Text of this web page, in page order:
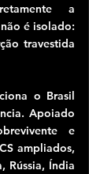
a
é isolado:
travestida
o Brasil
Apoiado
e
ampliados,
Rússia, Índia